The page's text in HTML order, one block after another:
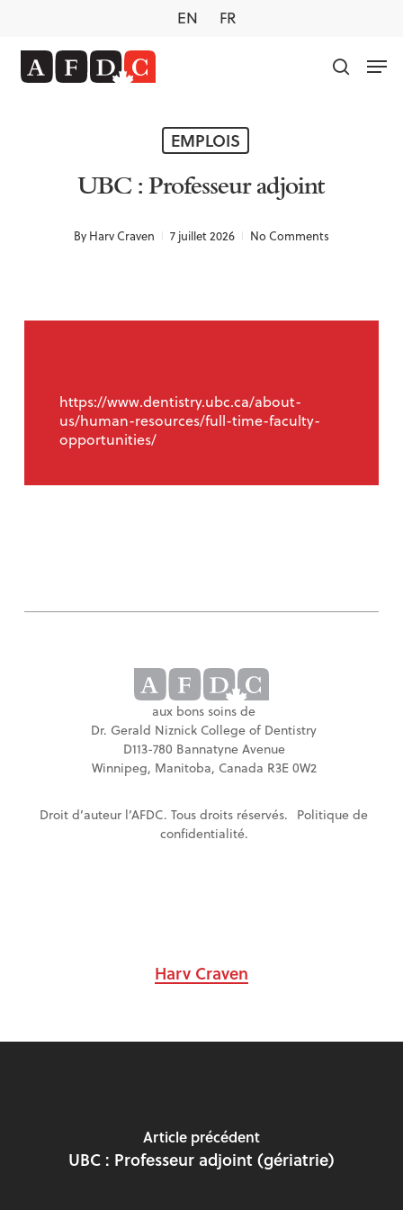
main
content
EN FR
search
EMPLOIS
UBC : Professeur adjoint
By Harv Craven 7 juillet 2026 No Comments
https://www.dentistry.ubc.ca/about-
us/human-resources/full-time-faculty-
opportunities/
aux bons soins de
Dr. Gerald Niznick College of Dentistry
D113-780 Bannatyne Avenue
Winnipeg, Manitoba, Canada R3E 0W2
Droit d’auteur l’AFDC. Tous droits réservés. Politique de
confidentialité.
Harv Craven
Article précédent
UBC : Professeur adjoint (gériatrie)